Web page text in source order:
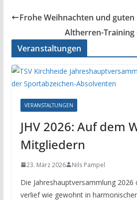
Frohe Weihnachten und
Altherren-
Veranstaltungen
VERANSTALTUNGEN
JHV 2026: Auf dem
Mitgliedern
23. März 2026 Nils Pampel
Die Jahreshauptversammlung 2026
verlief wie gewohnt in